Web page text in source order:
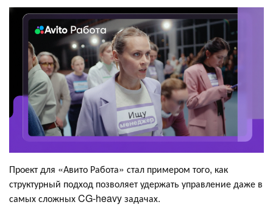
Проект для «Авито Работа» стал примером того, как
структурный подход позволяет удержать управление даже в
самых сложных CG-heavy задачах.